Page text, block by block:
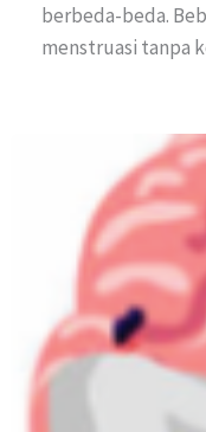
berbeda-beda.
menstruasi tanpa